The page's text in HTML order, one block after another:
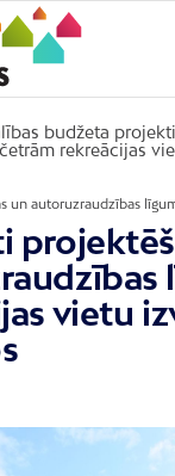
budžeta projekti
rekreācijas
un autoruzraudzības
vietu